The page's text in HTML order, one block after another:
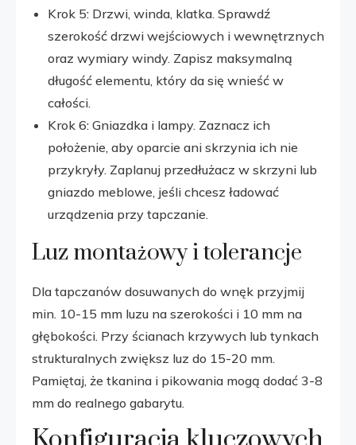
Krok 5: Drzwi, winda, klatka. Sprawdź
szerokość drzwi wejściowych i wewnętrznych
oraz wymiary windy. Zapisz maksymalną
długość elementu, który da się wnieść w
całości.
Krok 6: Gniazdka i lampy. Zaznacz ich
położenie, aby oparcie ani skrzynia ich nie
przykryły. Zaplanuj przedłużacz w skrzyni lub
gniazdo meblowe, jeśli chcesz ładować
urządzenia przy tapczanie.
Luz montażowy i tolerancje
Dla tapczanów dosuwanych do wnęk przyjmij
min. 10-15 mm luzu na szerokości i 10 mm na
głębokości. Przy ścianach krzywych lub tynkach
strukturalnych zwiększ luz do 15-20 mm.
Pamiętaj, że tkanina i pikowania mogą dodać 3-8
mm do realnego gabarytu.